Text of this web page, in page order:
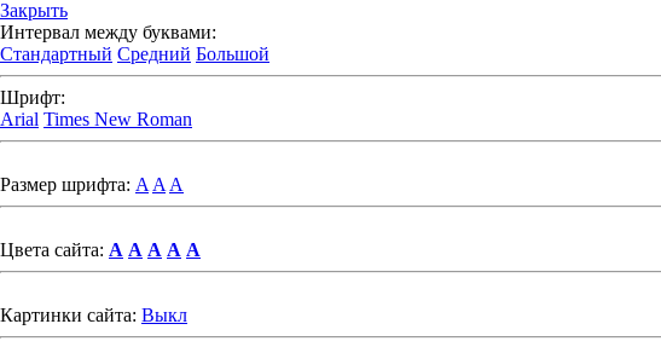
Закрыть
Интервал между буквами:
Стандартный Средний Большой
Шрифт:
Arial Times New Roman
Размер шрифта: A A A
Цвета сайта: A A A A A
Картинки сайта: Выкл